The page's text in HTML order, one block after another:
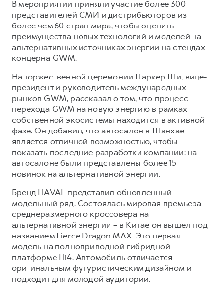
HAVAL Лизинг
АКСЕССУАРЫ HAVAL
Автомобильные аксессуары
Коллекция CITY
Коллекция Базовая
Коллекция Детская
АКСЕССУАРЫ HAVAL
Автомобильные аксессуары
Коллекция CITY
Коллекция Базовая
Коллекция Детская
В мероприятии приняли участие более 300
представителей СМИ и дистрибьюторов из
более чем 60 стран мира, чтобы оценить
преимущества новых технологий и моделей на
альтернативных источниках энергии на стендах
концерна GWM.
На торжественной церемонии Паркер Ши, вице-
президент и руководитель международных
рынков GWM, рассказал о том, что процесс
перехода GWM на новую энергию в рамках
собственной экосистемы находится в активной
фазе. Он добавил, что автосалон в Шанхае
является отличной возможностью, чтобы
показать последние разработки компании: на
автосалоне были представлены более 15
новинок на альтернативной энергии.
Бренд HAVAL представил обновленный
модельный ряд. Состоялась мировая премьера
среднеразмерного кроссовера на
альтернативной энергии – в Китае он вышел под
названием Fierce Dragon MAX. Это первая
модель на полноприводной гибридной
платформе Hi4. Автомобиль отличается
оригинальным футуристическим дизайном и
подходит для молодой аудитории.